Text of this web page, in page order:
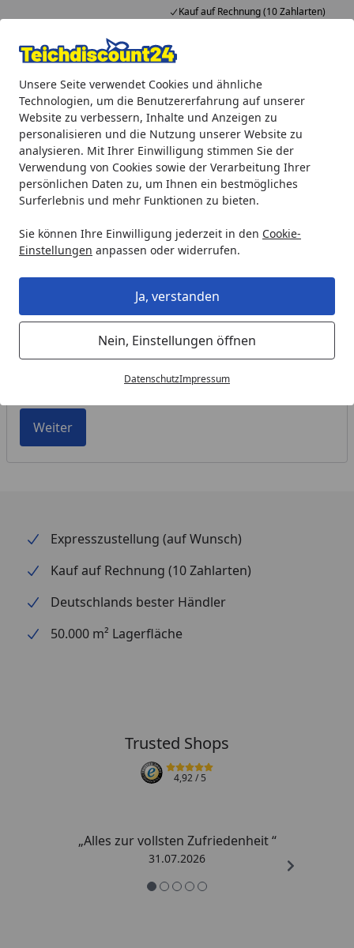
Unsere Seite verwendet Cookies und ähnliche
Technologien, um die Benutzererfahrung auf unserer
Website zu verbessern, Inhalte und Anzeigen zu
personalisieren und die Nutzung unserer Website zu
analysieren. Mit Ihrer Einwilligung stimmen Sie der
Verwendung von Cookies sowie der Verarbeitung Ihrer
persönlichen Daten zu, um Ihnen ein bestmögliches
Surferlebnis und mehr Funktionen zu bieten.
Sie können Ihre Einwilligung jederzeit in den Cookie-
Einstellungen anpassen oder widerrufen.
Ja, verstanden
Nein, Einstellungen öffnen
DatenschutzImpressum
Kauf auf Rechnung (10 Zahlarten)
Alle Produkte
Mein Konto
Suchen
Startseite
Vertrag widerrufen
Vertrag widerrufen
Bitte tragen Sie Ihre Bestellnummer oder
Bestelldetails einzusehen.
Bestellnummer / Rechnungsnummer *
Weiter
Expresszustellung (auf Wunsch)
Kauf auf Rechnung (10 Zahlarten)
Deutschlands bester Händler
50.000 m² Lagerfläche
Trusted Shops
4,92/ 5
„Alles zur vollsten Zufriedenheit “
31.07.2026